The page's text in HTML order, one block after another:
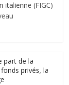
italienne (FIGC)
part de la
privés, la